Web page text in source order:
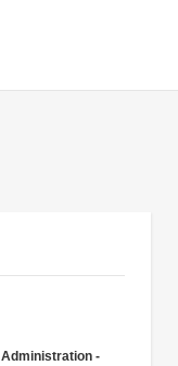
Administration -